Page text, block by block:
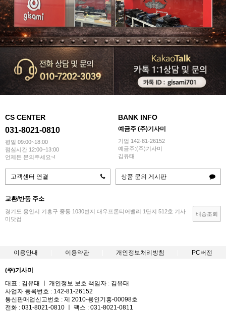
CS CENTER
031-8021-0810
평일 09:00~18:00
점심시간 12:00~13:00
언제든 문의주세요~!
BANK INFO
예금주 (주)기사미
기업 142-81-26152
예금주:(주)기사미
김유태
고객센터 연결 상품 문의 게시판
교환/반품 주소
경기도 용인시 기흥구 중동 1030번지 대우프론티어밸리 1단지 512호 기사
미닷컴
배송조회
이용안내 이용약관 개인정보처리방침 PC버전
(주)기사미
대표 : 김유태 ㅣ 개인정보 보호 책임자 : 김유태
사업자 등록번호 : 142-81-26152
통신판매업신고번호 : 제 2010-용인기흥-00098호
전화 : 031-8021-0810 ㅣ 팩스 : 031-8021-0811